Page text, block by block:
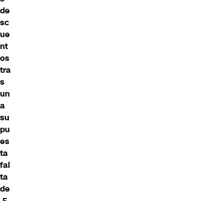
de
sc
ue
nt
os
tra
s
un
a
su
pu
es
ta
fal
ta
de